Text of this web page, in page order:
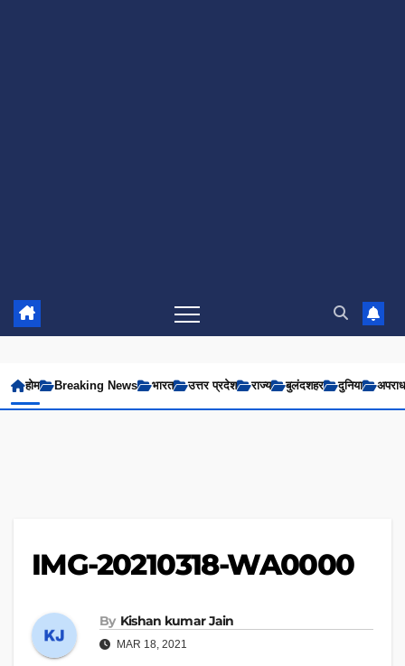
होम Breaking News भारत उत्तर प्रदेश राज्य बुलंदशहर दुनिया अपराध
IMG-20210318-WA0000
By Kishan kumar Jain
MAR 18, 2021